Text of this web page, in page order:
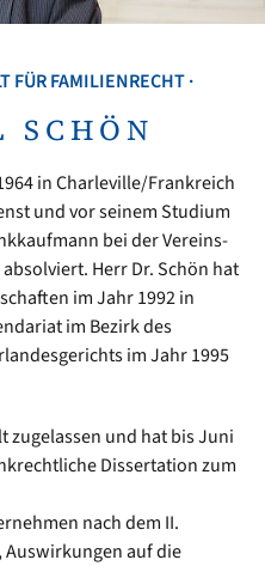
FÜR FAMILIENRECHT ·
SCHÖN
in Charleville/Frankreich
und vor seinem Studium
bei der Vereins-
Herr Dr. Schön hat
im Jahr 1992 in
im Bezirk des
im Jahr 1995
zugelassen und hat bis Juni
Dissertation zum
nach dem II.
auf die